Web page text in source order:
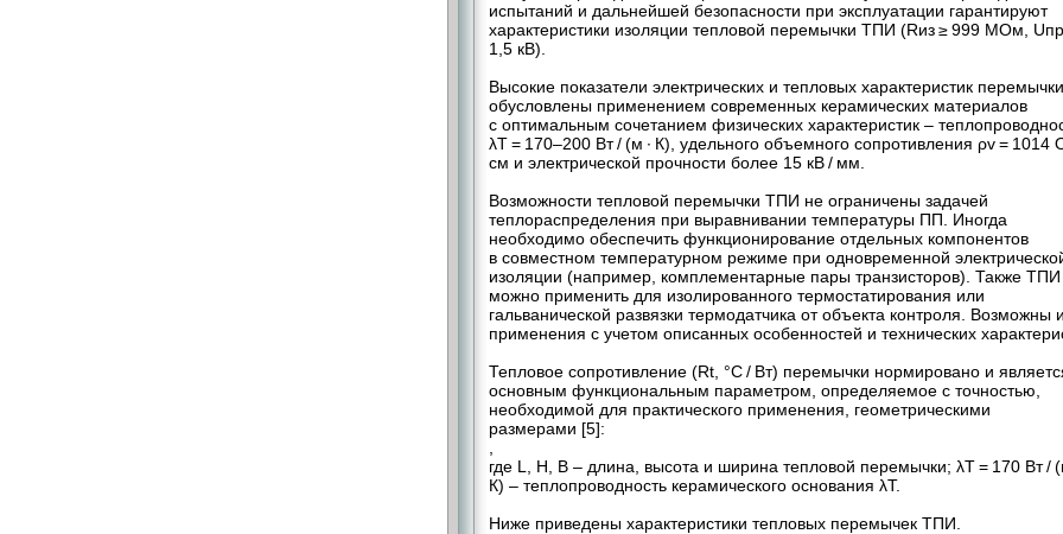
испытаний и дальнейшей безопасности при эксплуатации гарантируют
характеристики изоляции тепловой перемычки ТПИ (Rиз ≥ 999 МОм,
1,5 кВ).
Высокие показатели электрических и тепловых характеристик перемычки
обусловлены применением современных керамических материалов
с оптимальным сочетанием физических характеристик –
λТ = 170–200 Вт / (м ∙ К), удельного объемного сопротивления ρv = 1014
см и электрической прочности более 15 кВ / мм.
Возможности тепловой перемычки ТПИ не ограничены задачей
теплораспределения при выравнивании температуры ПП. Иногда
необходимо обеспечить функционирование отдельных компонентов
в совместном температурном режиме при одновременной
изоляции (например, комплементарные пары транзисторов). Также ТПИ
можно применить для изолированного термостатирования или
гальванической развязки термодатчика от объекта контроля. Возможны
применения с учетом описанных особенностей и технических
Тепловое сопротивление (Rt, °C / Вт) перемычки нормировано и
основным функциональным параметром, определяемое с точностью,
необходимой для практического применения, геометрическими
размерами [5]:
где L, H, B – ​длина, высота и ширина тепловой перемычки; λT = 170 Вт /
К) – ​теплопроводность керамического основания λT.
Ниже приведены характеристики тепловых перемычек ТПИ.